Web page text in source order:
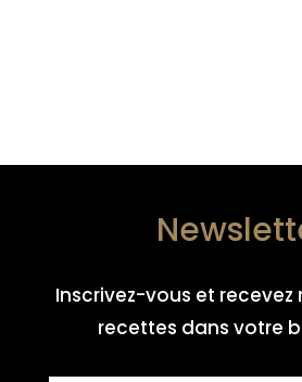
Inscrivez-vous et recevez
recettes dans votre